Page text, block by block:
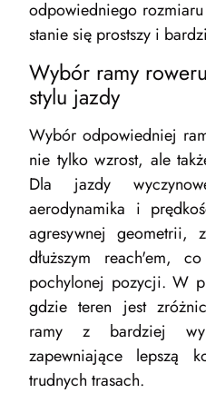
odpowiedniego
stanie się prostszy i
Wybór ramy
stylu jazdy
Wybór odpowiedniej
nie tylko wzrost, ale
Dla jazdy
aerodynamika i
agresywnej geometrii,
dłuższym reach'em,
pochylonej pozycji. W
gdzie teren jest
ramy z bardziej
zapewniające lepszą
trudnych trasach.